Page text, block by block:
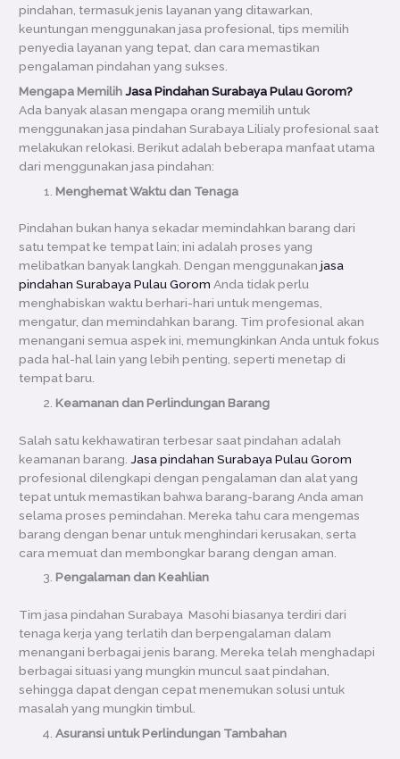
pindahan, termasuk jenis layanan yang ditawarkan,
keuntungan menggunakan jasa profesional, tips memilih
penyedia layanan yang tepat, dan cara memastikan
pengalaman pindahan yang sukses.
Mengapa MemilihJasa Pindahan Surabaya Pulau Gorom?
Ada banyak alasan mengapa orang memilih untuk
menggunakan jasa pindahan Surabaya Lilialy profesional saat
melakukan relokasi. Berikut adalah beberapa manfaat utama
dari menggunakan jasa pindahan:
Menghemat Waktu dan Tenaga
Pindahan bukan hanya sekadar memindahkan barang dari
satu tempat ke tempat lain; ini adalah proses yang
melibatkan banyak langkah. Dengan menggunakanjasa
pindahan Surabaya Pulau GoromAnda tidak perlu
menghabiskan waktu berhari-hari untuk mengemas,
mengatur, dan memindahkan barang. Tim profesional akan
menangani semua aspek ini, memungkinkan Anda untuk fokus
pada hal-hal lain yang lebih penting, seperti menetap di
tempat baru.
Keamanan dan Perlindungan Barang
Salah satu kekhawatiran terbesar saat pindahan adalah
keamanan barang. Jasa pindahan Surabaya Pulau Gorom
profesional dilengkapi dengan pengalaman dan alat yang
tepat untuk memastikan bahwa barang-barang Anda aman
selama proses pemindahan. Mereka tahu cara mengemas
barang dengan benar untuk menghindari kerusakan, serta
cara memuat dan membongkar barang dengan aman.
Pengalaman dan Keahlian
Tim jasa pindahan Surabaya Masohi biasanya terdiri dari
tenaga kerja yang terlatih dan berpengalaman dalam
menangani berbagai jenis barang. Mereka telah menghadapi
berbagai situasi yang mungkin muncul saat pindahan,
sehingga dapat dengan cepat menemukan solusi untuk
masalah yang mungkin timbul.
Asuransi untuk Perlindungan Tambahan